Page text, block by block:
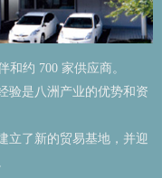
和约 700 家供应商。
验是八洲产业的优势和资
立了新的贸易基地，并迎